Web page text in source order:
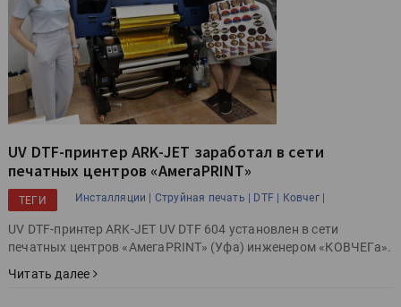
UV DTF-принтер ARK-JET заработал в сети
печатных центров «АмегаPRINT»
ТЕГИ Инсталляции | Струйная печать | DTF | Ковчег |
UV DTF-принтер ARK-JET UV DTF 604 установлен в сети
печатных центров «АмегаPRINT» (Уфа) инженером «КОВЧЕГа».
Читать далее